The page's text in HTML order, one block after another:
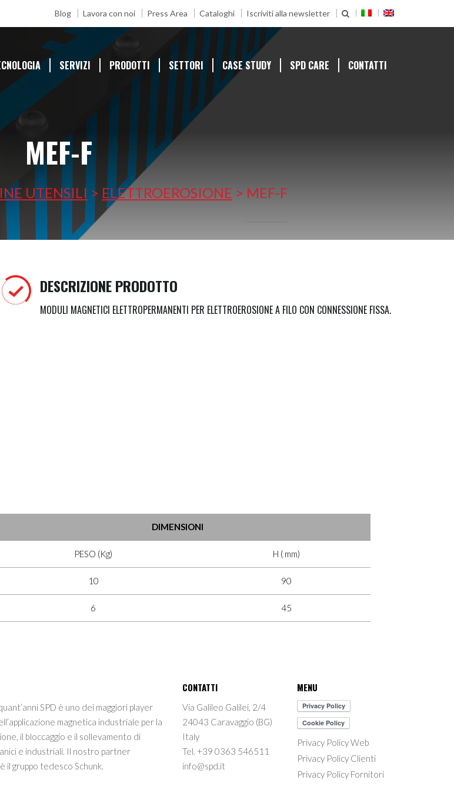
Blog Lavora con noi Press Area Cataloghi Iscriviti alla newsletter
SERVIZI PRODOTTI SETTORI CASE STUDY SPD CARE CONTATTI
MEF-F
UTENSILI > ELETTROEROSIONE > MEF-F
DESCRIZIONE PRODOTTO
MODULI MAGNETICI ELETTROPERMANENTI PER ELETTROEROSIONE A FILO CON CONNESSIONE FISSA.
DIMENSIONI
PESO (Kg) H ( mm)
10 90
6 45
SPD è uno dei maggiori player
magnetica industriale per la
il bloccaggio e il sollevamento di
e industriali. Il nostro partner
il gruppo tedesco Schunk.
CONTATTI
Via Galileo Galilei, 2/4
24043 Caravaggio (BG)
Italy
Tel. +39 0363 546511
info@spd.it
MENU
Privacy Policy Web
Privacy Policy Clienti
Privacy Policy Fornitori